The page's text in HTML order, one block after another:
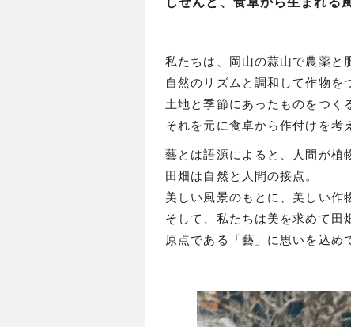
私たちは、岡山の蒜山で農薬と
自然のリズムと調和して作物を
土地と季節にあったものをつく
それを元に食卓から作付けを考
藝とは語源によると、人間が植
田畑は自然と人間の接点。
美しい風景のもとに、美しい作
そして、私たちは美を求めて田
原点である「藝」に思いを込め